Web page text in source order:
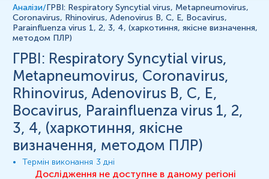
Adenovirus типу Adv/Adv3/Adv7 (ПЛР) (якісне
визначення)
Bocavirus (ПЛР) (якісне визначення)
Human parainfluenza типів 1/2/3/4 (ПЛР) (якісне
визначення)
Human Metapneumovirus типу А і В (ПЛР) (якісне
визначення)
Визначення
ГРВІ або гостра респіраторна вірусна інфекція - група
захворювань, що викликають запалення органів
дихання. Основні збудники: віруси парагрипу,
аденовіруси, риновіруси, реовіруси, респіраторно-
синцитіальний вірус, коронавірус, метапневмовірус.
ГРВІ, основним симптомом якої є нежить, переважно
Аналізи/ГРВІ: Respiratory Syncytial virus, Metapneumovirus,
Coronavirus, Rhinovirus, Adenovirus B, C, E, Bocavirus,
Parainfluenza virus 1, 2, 3, 4, (харкотиння, якісне визначення,
методом ПЛР)
ГРВІ: Respiratory Syncytial virus,
Metapneumovirus, Coronavirus,
Rhinovirus, Adenovirus B, C, E,
Bocavirus, Parainfluenza virus 1, 2,
3, 4, (харкотиння, якісне
визначення, методом ПЛР)
Термін виконання 3 дні
Дослідження не доступне в даному регіоні